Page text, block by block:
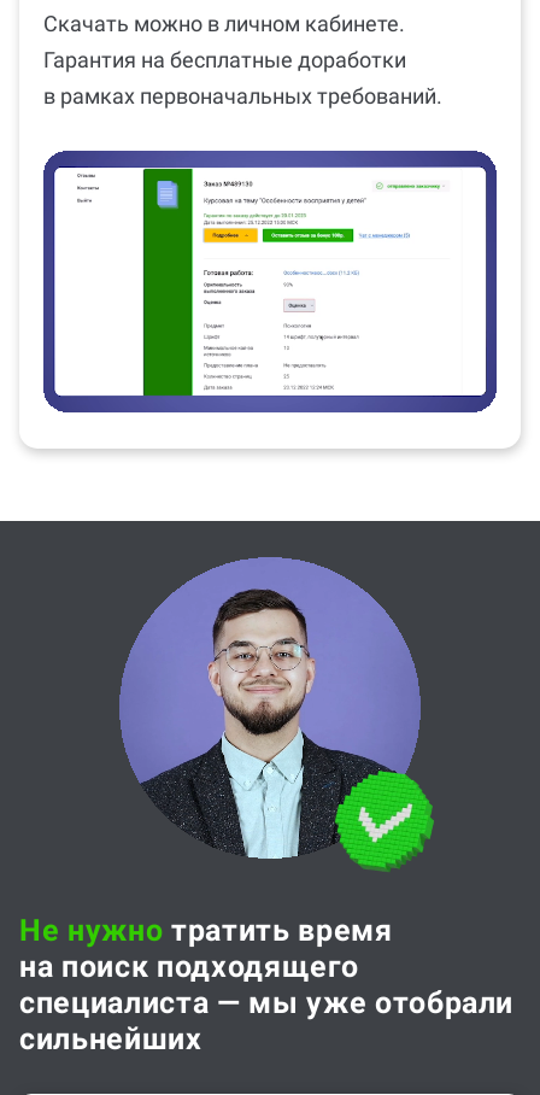
Скачать можно в личном кабинете.
Гарантия на бесплатные доработки
в рамках первоначальных требований.
Не нужно тратить время
на поиск подходящего
специалиста — мы уже отобрали
сильнейших